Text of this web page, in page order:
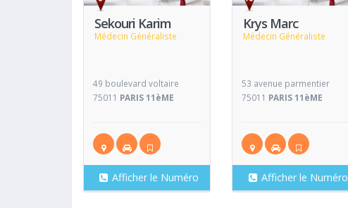
Sekouri Karim
Médecin Généraliste
49 boulevard voltaire
75011 PARIS 11èME
Afficher le Numéro
Krys Marc
Médecin Généraliste
53 avenue parmentier
75011 PARIS 11èME
Afficher le Numéro